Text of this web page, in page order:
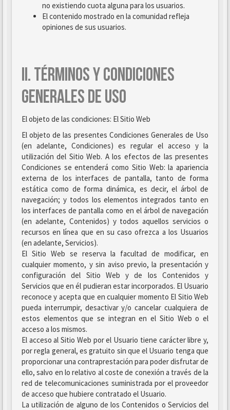
no existiendo cuota alguna para los usuarios.
El contenido mostrado en la comunidad refleja
opiniones de sus usuarios.
II. TÉRMINOS Y CONDICIONES
GENERALES DE USO
El objeto de las condiciones: El Sitio Web
El objeto de las presentes Condiciones Generales de Uso
(en adelante, Condiciones) es regular el acceso y la
utilización del Sitio Web. A los efectos de las presentes
Condiciones se entenderá como Sitio Web: la apariencia
externa de los interfaces de pantalla, tanto de forma
estática como de forma dinámica, es decir, el árbol de
navegación; y todos los elementos integrados tanto en
los interfaces de pantalla como en el árbol de navegación
(en adelante, Contenidos) y todos aquellos servicios o
recursos en línea que en su caso ofrezca a los Usuarios
(en adelante, Servicios).
El Sitio Web se reserva la facultad de modificar, en
cualquier momento, y sin aviso previo, la presentación y
configuración del Sitio Web y de los Contenidos y
Servicios que en él pudieran estar incorporados. El Usuario
reconoce y acepta que en cualquier momento El Sitio Web
pueda interrumpir, desactivar y/o cancelar cualquiera de
estos elementos que se integran en el Sitio Web o el
acceso a los mismos.
El acceso al Sitio Web por el Usuario tiene carácter libre y,
por regla general, es gratuito sin que el Usuario tenga que
proporcionar una contraprestación para poder disfrutar de
ello, salvo en lo relativo al coste de conexión a través de la
red de telecomunicaciones suministrada por el proveedor
de acceso que hubiere contratado el Usuario.
La utilización de alguno de los Contenidos o Servicios del